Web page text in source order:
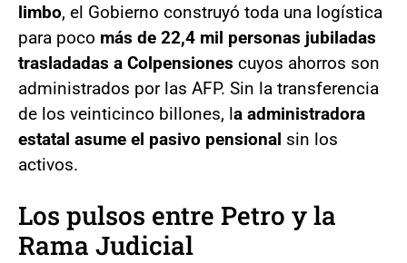
limbo, el Gobierno construyó toda una logística
para poco más de 22,4 mil personas jubiladas
trasladadas a Colpensiones cuyos ahorros son
administrados por las AFP. Sin la transferencia
de los veinticinco billones, la administradora
estatal asume el pasivo pensional sin los
activos.
Los pulsos entre Petro y la
Rama Judicial